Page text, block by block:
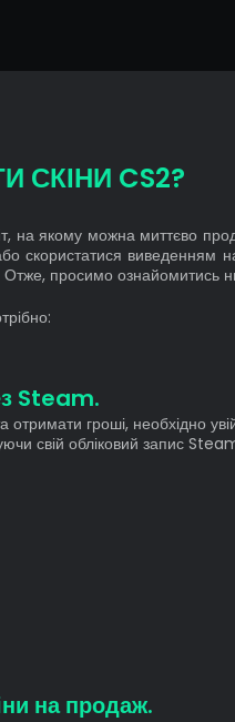
СКІНИ CS2?
на якому можна миттєво
скористатися виведенням
просимо ознайомитись
Steam.
отримати гроші, необхідно
свій обліковий запис
на продаж.